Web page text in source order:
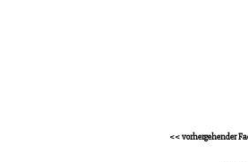
<< vorhergehender